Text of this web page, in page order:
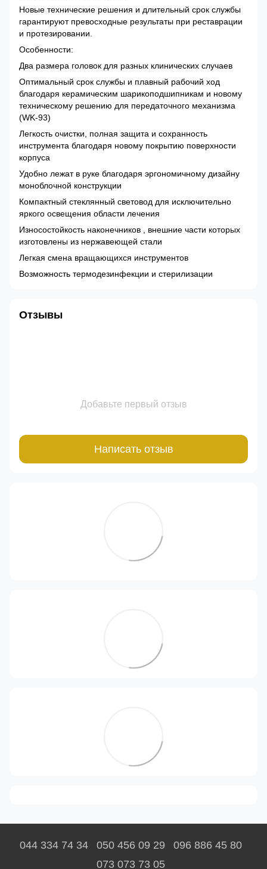
Новые технические решения и длительный срок службы
гарантируют превосходные результаты при реставрации
и протезировании.
Особенности:
Два размера головок для разных клинических случаев
Оптимальный срок службы и плавный рабочий ход
благодаря керамическим шарикоподшипникам и новому
техническому решению для передаточного механизма
(WK-93)
Легкость очистки, полная защита и сохранность
инструмента благодаря новому покрытию поверхности
корпуса
Удобно лежат в руке благодаря эргономичному дизайну
моноблочной конструкции
Компактный стеклянный световод для исключительно
яркого освещения области лечения
Износостойкость наконечников , внешние части которых
изготовлены из нержавеющей стали
Легкая смена вращающихся инструментов
Возможность термодезинфекции и стерилизации
Отзывы
Добавьте первый отзыв
Написать отзыв
044 334 74 34 050 456 09 29
096 886 45 80
073 073 73 05